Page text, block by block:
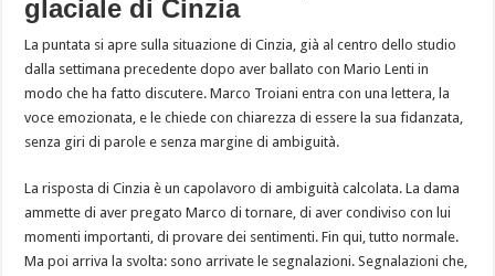
glaciale di Cinzia
La puntata si apre sulla situazione di Cinzia, già al centro dello studio
dalla settimana precedente dopo aver ballato con Mario Lenti in
modo che ha fatto discutere. Marco Troiani entra con una lettera, la
voce emozionata, e le chiede con chiarezza di essere la sua fidanzata,
senza giri di parole e senza margine di ambiguità.
La risposta di Cinzia è un capolavoro di ambiguità calcolata. La dama
ammette di aver pregato Marco di tornare, di aver condiviso con lui
momenti importanti, di provare dei sentimenti. Fin qui, tutto normale.
Ma poi arriva la svolta: sono arrivate le segnalazioni. Segnalazioni che,